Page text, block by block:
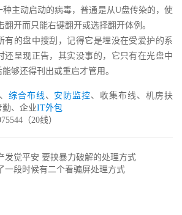
主动启动的病毒，普通是从U盘传染的，使
开而只能右键翻开或选择翻开体例。
有的盘中搜刮，记得它是埋没在受爱护的系
还呈现正告，其实没事的，它只有在光盘中
够还得刊出或重启才管用。
综合布线 、 安防监控、收集布线、机房扶
、企业IT外包
（20线）
发觉平安 要挟暴力破解的处理方式
一段时候有二个看骗屏处理方式